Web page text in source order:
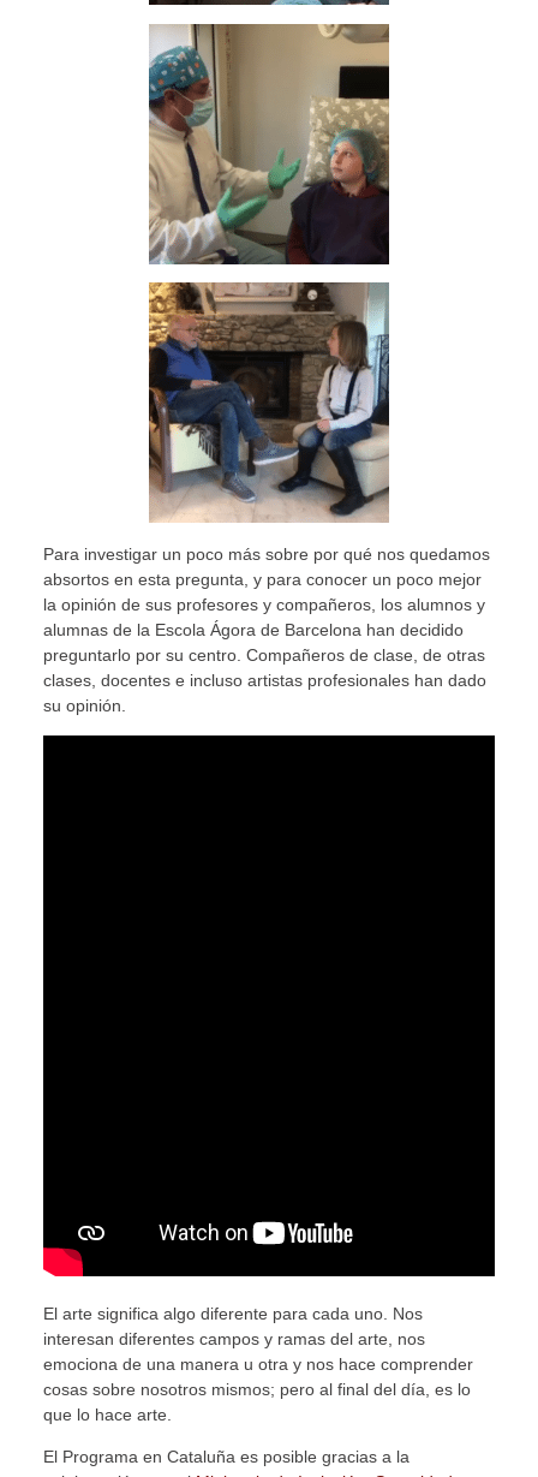
Para investigar un poco más sobre por qué nos quedamos
absortos en esta pregunta, y para conocer un poco mejor
la opinión de sus profesores y compañeros, los alumnos y
alumnas de la Escola Ágora de Barcelona han decidido
preguntarlo por su centro. Compañeros de clase, de otras
clases, docentes e incluso artistas profesionales han dado
su opinión.
El arte significa algo diferente para cada uno. Nos
interesan diferentes campos y ramas del arte, nos
emociona de una manera u otra y nos hace comprender
cosas sobre nosotros mismos; pero al final del día, es lo
que lo hace arte.
El Programa en Cataluña es posible gracias a la